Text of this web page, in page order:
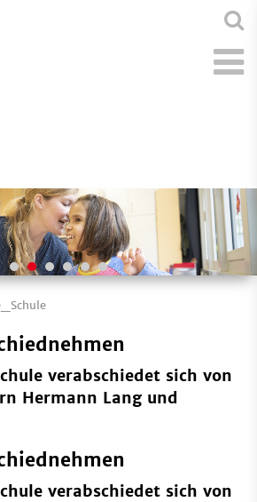
verabschiedet sich von
Hermann Lang und
verabschiedet sich von